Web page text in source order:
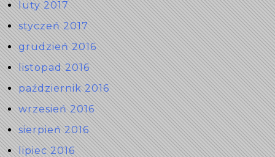
luty 2017
styczeń 2017
grudzień 2016
listopad 2016
październik 2016
wrzesień 2016
sierpień 2016
lipiec 2016